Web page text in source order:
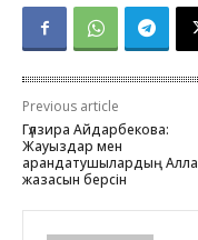
Previous article
Гүлзира Айдарбекова:
Жауыздар мен
арандатушылардың Алла
жазасын берсін